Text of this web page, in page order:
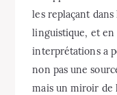
les replaçant
linguistique, et en
interprétations a
non pas une
mais un miroir de